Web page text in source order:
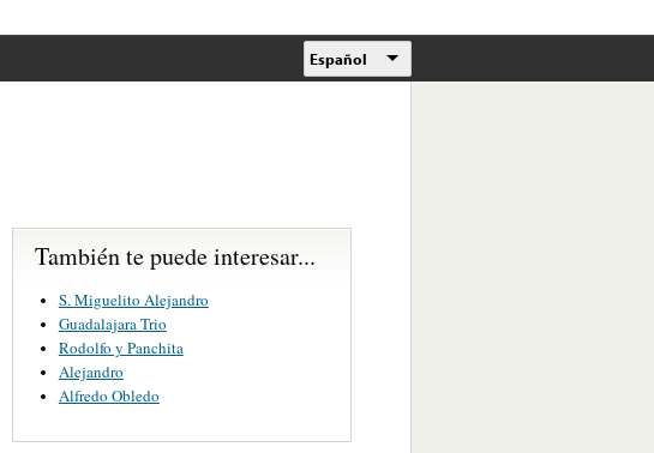
Español
También te puede interesar...
S. Miguelito Alejandro
Guadalajara Trio
Rodolfo y Panchita
Alejandro
Alfredo Obledo